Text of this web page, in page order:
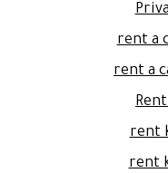
rent a
rent a
rent
rent